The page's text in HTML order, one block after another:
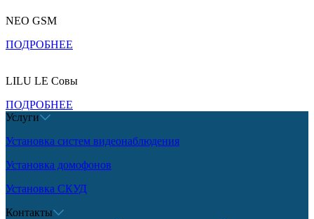
NEO GSM
ПОДРОБНЕЕ
LILU LE Совы
ПОДРОБНЕЕ
Услуги
Установка систем видеонаблюдения
Установка домофонов
Установка СКУД
Контакты